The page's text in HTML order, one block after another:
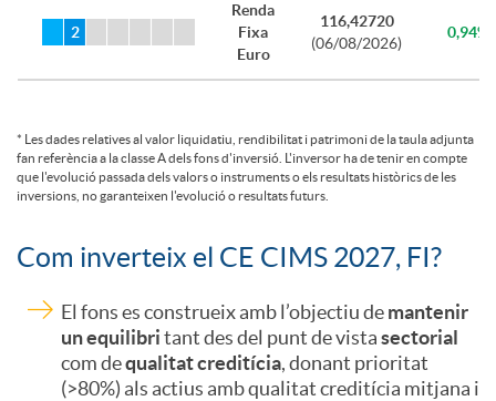
i
ó
n
d
Renda
Fixa
Euro
116,42720
(06/08/2026)
0,94%
* Les dades relatives al valor liquidatiu, rendibilitat i patrimoni de la taula adjunta
fan referència a la classe A dels fons d'inversió. L'inversor ha de tenir en compte
que l'evolució passada dels valors o instruments o els resultats històrics de les
inversions, no garanteixen l'evolució o resultats futurs.
A
C
Com inverteix el CE CIMS 2027, FI?
El fons es construeix amb l’objectiu demantenir
un equilibritant des del punt de vistasectorial
com dequalitat creditícia, donant prioritat
(>80%) als actius amb qualitat creditícia mitjana i